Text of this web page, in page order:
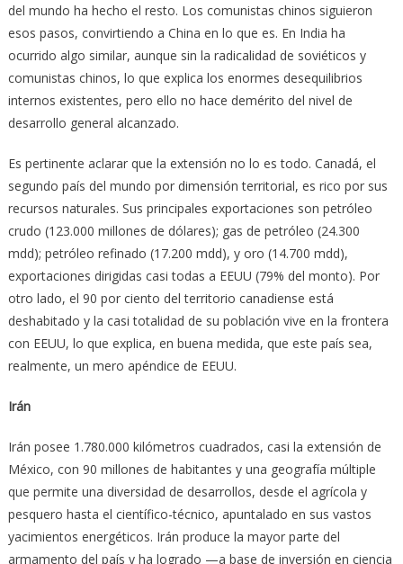
del mundo ha hecho el resto. Los comunistas chinos siguieron
esos pasos, convirtiendo a China en lo que es. En India ha
ocurrido algo similar, aunque sin la radicalidad de soviéticos y
comunistas chinos, lo que explica los enormes desequilibrios
internos existentes, pero ello no hace demérito del nivel de
desarrollo general alcanzado.
Es pertinente aclarar que la extensión no lo es todo. Canadá, el
segundo país del mundo por dimensión territorial, es rico por sus
recursos naturales. Sus principales exportaciones son petróleo
crudo (123.000 millones de dólares); gas de petróleo (24.300
mdd); petróleo refinado (17.200 mdd), y oro (14.700 mdd),
exportaciones dirigidas casi todas a EEUU (79% del monto). Por
otro lado, el 90 por ciento del territorio canadiense está
deshabitado y la casi totalidad de su población vive en la frontera
con EEUU, lo que explica, en buena medida, que este país sea,
realmente, un mero apéndice de EEUU.
Irán
Irán posee 1.780.000 kilómetros cuadrados, casi la extensión de
México, con 90 millones de habitantes y una geografía múltiple
que permite una diversidad de desarrollos, desde el agrícola y
pesquero hasta el científico-técnico, apuntalado en sus vastos
yacimientos energéticos. Irán produce la mayor parte del
armamento del país y ha logrado —a base de inversión en ciencia